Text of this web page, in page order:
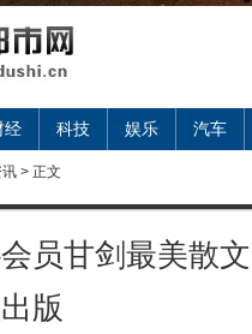
经 科技 娱乐 汽车
讯 > 正文
员甘剑最美散
版